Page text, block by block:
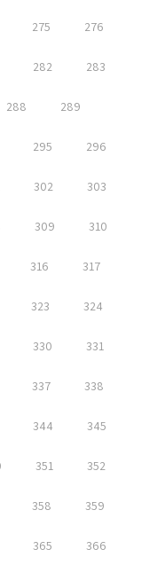
275 276
282 283
288 289
295 296
302 303
309 310
316 317
323 324
330 331
337 338
344 345
351 352
358 359
365 366